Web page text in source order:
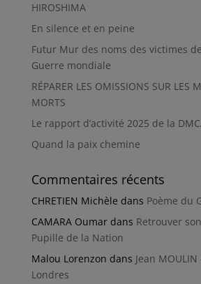
HIROSHIMA
En silence et en peine
Futur Mur des noms des victimes
Guerre mondiale
RÉPARER LES OMISSIONS SUR LES
MORTS
Le rapport d’activité 2025 de la
Quand la paix chemine
Commentaires récents
CHRETIEN Michèle dans Poème du
CAMARA Oumardans Retrouver
Pupille de la Nation
Malou Lorenzon dans Jean
Londres